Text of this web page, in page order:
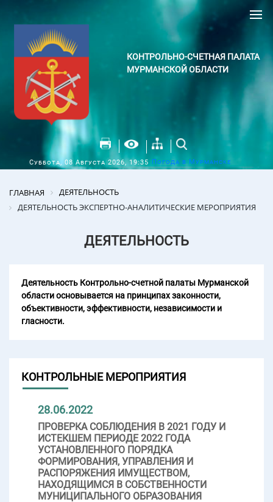
КОНТРОЛЬНО-СЧЕТНАЯ ПАЛАТА
МУРМАНСКОЙ ОБЛАСТИ
Суббота, 08 Августа 2026, 19:35 Погода в Мурманске
ГЛАВНАЯ
ДЕЯТЕЛЬНОСТЬ
ДЕЯТЕЛЬНОСТЬ ЭКСПЕРТНО-АНАЛИТИЧЕСКИЕ МЕРОПРИЯТИЯ
ДЕЯТЕЛЬНОСТЬ
Деятельность Контрольно-счетной палаты Мурманской
области основывается на принципах законности,
объективности, эффективности, независимости и
гласности.
КОНТРОЛЬНЫЕ МЕРОПРИЯТИЯ
28.06.2022
ПРОВЕРКА СОБЛЮДЕНИЯ В 2021 ГОДУ И
ИСТЕКШЕМ ПЕРИОДЕ 2022 ГОДА
УСТАНОВЛЕННОГО ПОРЯДКА
ФОРМИРОВАНИЯ, УПРАВЛЕНИЯ И
РАСПОРЯЖЕНИЯ ИМУЩЕСТВОМ,
НАХОДЯЩИМСЯ В СОБСТВЕННОСТИ
МУНИЦИПАЛЬНОГО ОБРАЗОВАНИЯ